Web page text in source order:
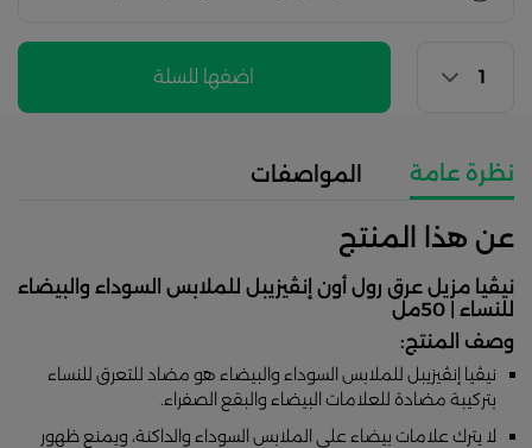
اضفها للسلة
نظرة عامة المواصفات
عن هذا المنتج
نيڤيا مزيل عرق رول أون إنڤيزيبل للملابس السوداء والبيضاء
للنساء | 50مل
وصف المنتج:
نيڤيا إنڤيزيبل للملابس السوداء والبيضاء هو مضاد للتعرق للنساء
بتركيبة مضادة للعلامات البيضاء والبقع الصفراء.
لا يترك علامات بيضاء على الملابس السوداء والداكنة، ويمنع ظهور